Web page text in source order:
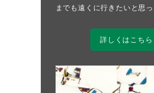
までも遠くに行きたいと思っ
詳しくはこちら